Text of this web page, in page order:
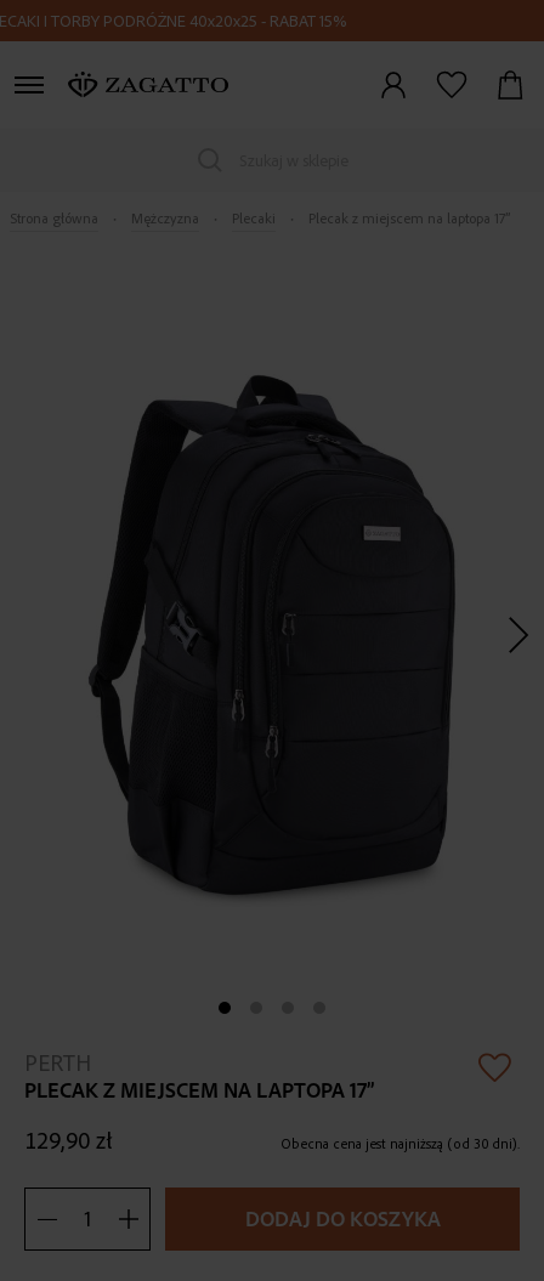
TORBY PODRÓŻNE 40x20x25 - RABAT 15%
Strona główna Mężczyzna Plecaki Plecak z miejscem na laptopa 17”
images
gallery
PERTH
PLECAK Z MIEJSCEM NA LAPTOPA 17”
Obecna cena jest najniższą (od 30 dni).
129,90 zł
DODAJ DO KOSZYKA